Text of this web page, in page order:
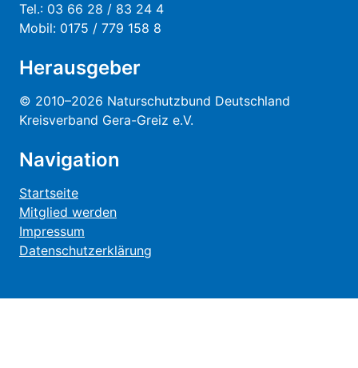
Tel.: 03 66 28 / 83 24 4
Mobil: 0175 / 779 158 8
Herausgeber
© 2010–2026 Naturschutzbund Deutschland
Kreisverband Gera-Greiz e.V.
Navigation
Startseite
Mitglied werden
Impressum
Datenschutzerklärung